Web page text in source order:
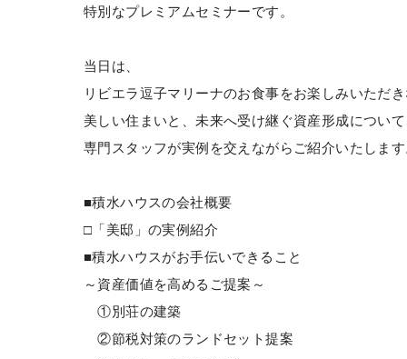
特別なプレミアムセミナーです。
当日は、
リビエラ逗子マリーナのお食事をお楽しみいただき
美しい住まいと、未来へ受け継ぐ資産形成について
専門スタッフが実例を交えながらご紹介いたします
■積水ハウスの会社概要
□「美邸」の実例紹介
■積水ハウスがお手伝いできること
～資産価値を高めるご提案～
①別荘の建築
②節税対策のランドセット提案